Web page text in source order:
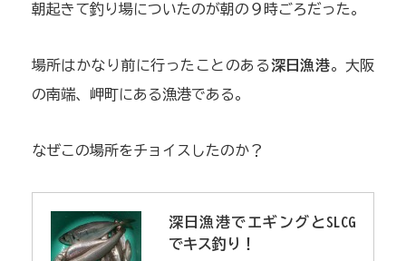
朝起きて釣り場についたのが朝の９時ごろだった。
場所はかなり前に行ったことのある深日漁港。大阪
の南端、岬町にある漁港である。
なぜこの場所をチョイスしたのか？
深日漁港でエギングとSLCG
でキス釣り！